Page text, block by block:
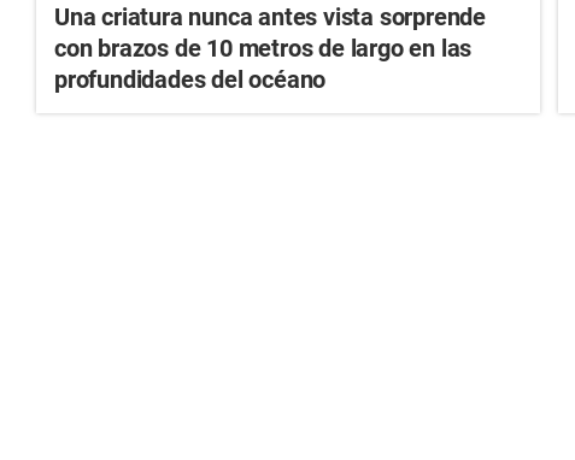
Una criatura nunca antes vista sorprende
con brazos de 10 metros de largo en las
profundidades del océano